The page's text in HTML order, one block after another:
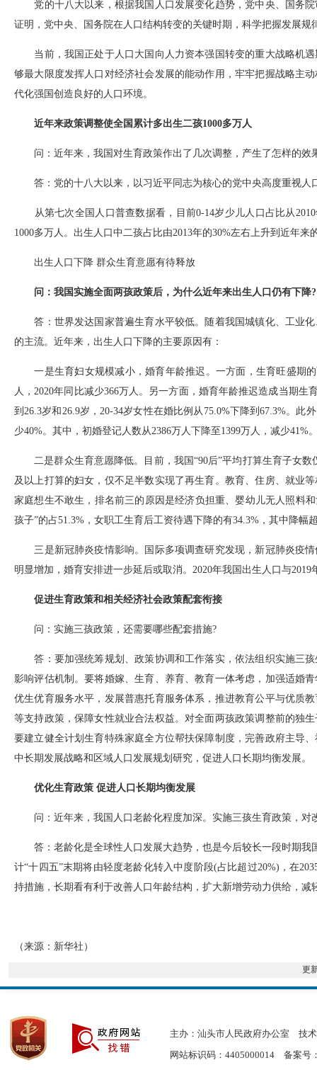
党的十八大以来，根据我国人口发展变化趋势，党中央、国务院
证明，党中央、国务院在人口结构转变的关键时期，科学把握发展
当前，我国正处于人口大国向人力资本强国转变的重大战略机遇
够最大限度发挥人口对经济社会发展的能动作用，牢牢把握战略主
代化强国创造良好的人口环境。
近年来政策调整使全国累计多出生二孩1000多万人
问：近年来，我国对生育政策作出了几次调整，产生了怎样的效
答：党的十八大以来，以习近平同志为核心的党中央高度重视人
从第七次全国人口普查数据看，目前0-14岁少儿人口占比从2010
1000多万人。出生人口中二孩占比由2013年的30%左右上升到近年
出生人口下降 群众生育意愿有待释放
问：我国实施全面两孩政策后，为什么近年来出生人口仍有下降?
答：世界发达国家普遍生育水平较低。随着我国城镇化、工业化
的主流。近年来，出生人口下降的主要原因有：
一是生育妇女规模减小，婚育年龄推迟。一方面，生育旺盛期的
人，2020年同比减少366万人。另一方面，婚育年龄推迟造成当期生
到26.3岁和26.9岁，20-34岁女性在婚比例从75.0%下降到67.3%。此
少40%。其中，初婚登记人数从2386万人下降至1399万人，减少41%
二是群众生育意愿降低。目前，我国“90后”平均打算生育子女数
及以上打算的妇女，仅不足半数实现了再生育。教育、住房、就业
家庭想生不敢生，排名前三的原因是经济负担重、婴幼儿无人照料
孩子”的占51.3%，女职工生育后工资待遇下降的有34.3%，其中降幅
三是新冠肺炎疫情影响。国际多项调查研究发现，新冠肺炎疫情
明显增加，婚育安排进一步延后或取消。2020年我国出生人口与
促进生育政策和相关经济社会政策配套衔接
问：实施三孩政策，还需要哪些配套措施?
答：要加强统筹规划、政策协调和工作落实，依法组织实施三孩
影响评估机制。要将婚嫁、生育、养育、教育一体考虑，加强适婚
优生优育服务水平，发展普惠托育服务体系，推进教育公平与优质
等支持政策，保障女性就业合法权益。对全面两孩政策调整前的独
要建立健全计划生育特殊家庭全方位帮扶保障制度，完善政府主导
中长期发展战略和区域人口发展规划研究，促进人口长期均衡发展。
优化生育政策 促进人口长期均衡发展
问：近年来，我国人口老龄化程度加深。实施三孩生育政策，对
答：老龄化是全球性人口发展大趋势，也是今后较长一段时期我
计“十四五”末期将由轻度老龄化转入中度阶段(占比超过20%)，在
持措施，长期看有利于改善人口年龄结构，扩大新增劳动力供给，
（来源：新华社）
更
主办：汕头市人民政府办公室
技
网站标识码：4405000014
备案号